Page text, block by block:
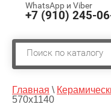
WhatsApp и Viber
+7 (910) 245-
Главная \
570x1140